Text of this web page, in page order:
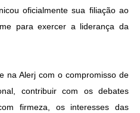
oficialmente sua filiação ao
para exercer a liderança da
na Alerj com o compromisso de
contribuir com os debates
firmeza, os interesses das